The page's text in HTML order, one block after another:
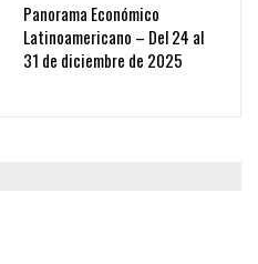
Panorama Económico
Latinoamericano – Del 24 al
31 de diciembre de 2025